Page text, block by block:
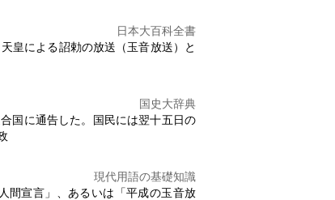
日本大百科全書
皇による詔勅の放送（玉音放送）と
国史大辞典
国に通告した。国民には翌十五日の
現代用語の基礎知識
間宣言」、あるいは「平成の玉音放